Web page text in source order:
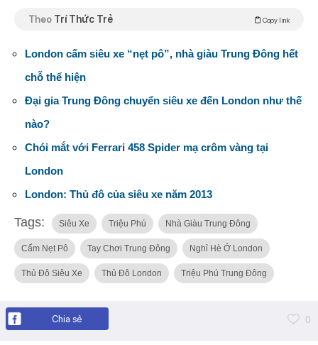
Theo Trí Thức Trẻ Copy link
London cấm siêu xe “nẹt pô”, nhà giàu Trung Đông hết
chỗ thể hiện
Đại gia Trung Đông chuyển siêu xe đến London như thế
nào?
Chói mắt với Ferrari 458 Spider mạ crôm vàng tại
London
London: Thủ đô của siêu xe năm 2013
Tags: Siêu Xe Triệu Phú Nhà Giàu Trung Đông
Cấm Nẹt Pô Tay Chơi Trung Đông Nghỉ Hè Ở London
Thủ Đô Siêu Xe Thủ Đô London Triệu Phú Trung Đông
Chia sẻ 0